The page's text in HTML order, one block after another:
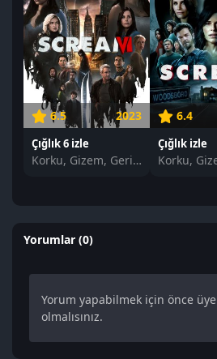
6.5 2023
Çığlık 6 izle
Korku, Gizem, Gerilim
6.4
Çığlık izle
Yorumlar (0)
Yorum yapabilmek için önce üye
olmalısınız.